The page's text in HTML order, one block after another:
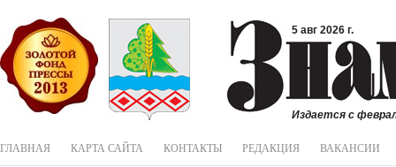
5 авг 2026 г.
Издается с
ГЛАВНАЯ КАРТА САЙТА КОНТАКТЫ РЕДАКЦИЯ ВАКАНСИИ